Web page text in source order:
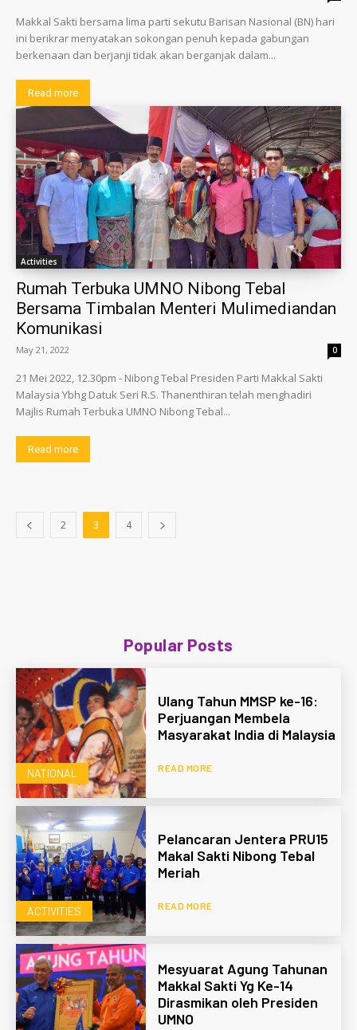
Makkal Sakti bersama lima parti sekutu Barisan Nasional (BN) hari
ini berikrar menyatakan sokongan penuh kepada gabungan
berkenaan dan berjanji tidak akan berganjak dalam...
Read more
Activities
Rumah Terbuka UMNO Nibong Tebal
Bersama Timbalan Menteri Mulimediandan
Komunikasi
May 21, 2022 0
21 Mei 2022, 12.30pm - Nibong Tebal Presiden Parti Makkal Sakti
Malaysia Ybhg Datuk Seri R.S. Thanenthiran telah menghadiri
Majlis Rumah Terbuka UMNO Nibong Tebal...
Read more
2 3 4
Popular Posts
NATIONAL
Ulang Tahun MMSP ke-16:
Perjuangan Membela
Masyarakat India di Malaysia
READ MORE
ACTIVITIES
Pelancaran Jentera PRU15
Makal Sakti Nibong Tebal
Meriah
READ MORE
Mesyuarat Agung Tahunan
Makkal Sakti Yg Ke-14
Dirasmikan oleh Presiden
UMNO